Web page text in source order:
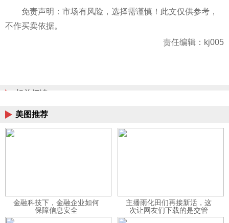
免责声明：市场有风险，选择需谨慎！此文仅供参考，
不作买卖依据。
责任编辑：kj005
相关阅读
美图推荐
金融科技下，金融企业如何
保障信息安全
主播雨化田们再接新活，这
次让网友们下载的是交管
12123APP